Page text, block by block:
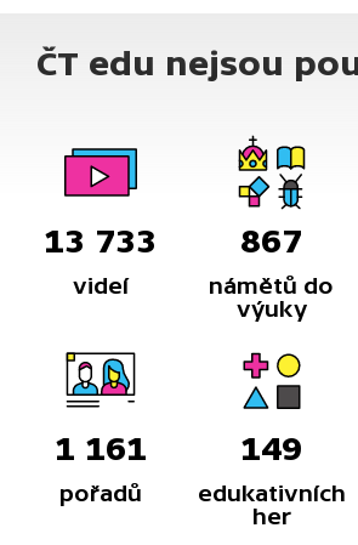
ČT edu nejsou
13 733
videí
867
námětů do
výuky
1 161
pořadů
149
edukativních
her